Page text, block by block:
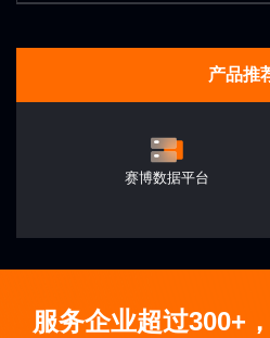
产品推
赛博数据平台
服务企业超过300+